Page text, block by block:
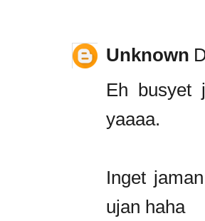
Unknown
Eh busyet
yaaaa.
Inget
ujan haha